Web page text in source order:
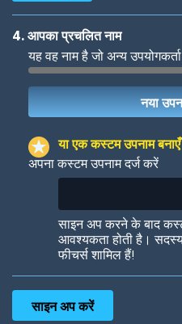
Woof
4. आपका प्रचलित नाम
यह वह नाम है जो अन्य
या एक कस्टम उपनाम बनाएँ
अपना कस्टम उपनाम दर्ज करें
साइन अप करने के बाद
आवश्यकता होती है।
फीचर्स शामिल हैं!